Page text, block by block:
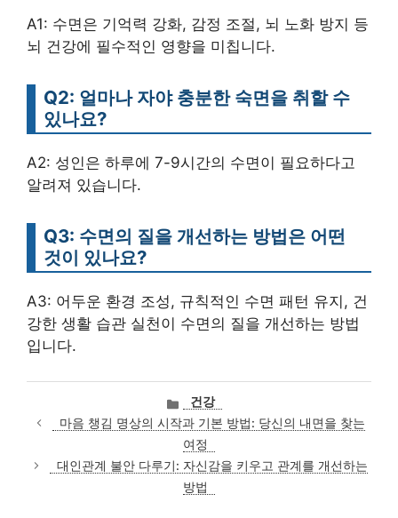
A1: 수면은 기억력 강화, 감정 조절, 뇌 노화 방지 등
뇌 건강에 필수적인 영향을 미칩니다.
Q2: 얼마나 자야 충분한 숙면을 취할 수
있나요?
A2: 성인은 하루에 7-9시간의 수면이 필요하다고
알려져 있습니다.
Q3: 수면의 질을 개선하는 방법은 어떤
것이 있나요?
A3: 어두운 환경 조성, 규칙적인 수면 패턴 유지, 건
강한 생활 습관 실천이 수면의 질을 개선하는 방법
입니다.
카
테
고
리
건강
마음 챙김 명상의 시작과 기본 방법: 당신의 내면을 찾는
여정
대인관계 불안 다루기: 자신감을 키우고 관계를 개선하는
방법